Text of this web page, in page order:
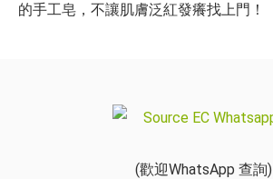
的手工皂，不讓肌膚泛紅發癢找上門！
(歡迎WhatsApp 查詢)